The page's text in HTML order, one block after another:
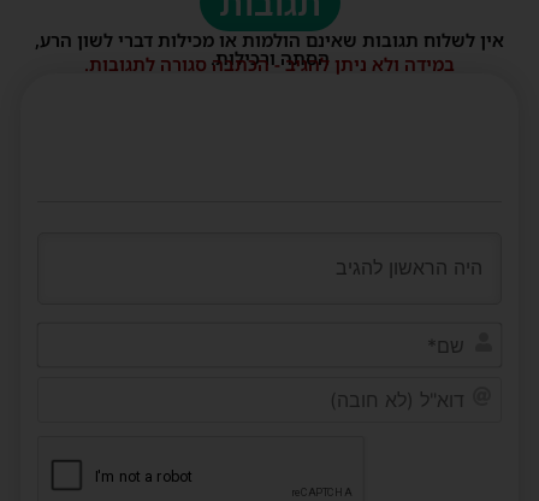
אין לשלוח תגובות שאינם הולמות או מכילות דברי לשון הרע,
הסתה ורכילות.
במידה ולא ניתן להגיב - הכתבה סגורה לתגובות.